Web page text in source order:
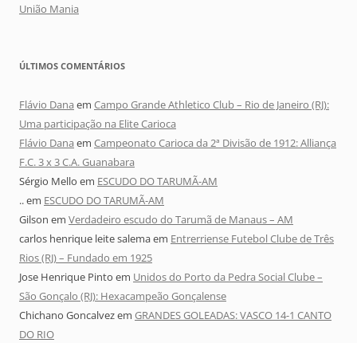
União Mania
ÚLTIMOS COMENTÁRIOS
Flávio Dana em Campo Grande Athletico Club – Rio de Janeiro (RJ):
Uma participação na Elite Carioca
Flávio Dana em Campeonato Carioca da 2ª Divisão de 1912: Alliança
F.C. 3 x 3 C.A. Guanabara
Sérgio Mello em ESCUDO DO TARUMÃ-AM
..em ESCUDO DO TARUMÃ-AM
Gilson em Verdadeiro escudo do Tarumã de Manaus – AM
carlos henrique leite salemaem Entrerriense Futebol Clube de Três
Rios (RJ) – Fundado em 1925
Jose Henrique Pinto em Unidos do Porto da Pedra Social Clube –
São Gonçalo (RJ): Hexacampeão Gonçalense
Chichano Goncalvezem GRANDES GOLEADAS: VASCO 14-1 CANTO
DO RIO